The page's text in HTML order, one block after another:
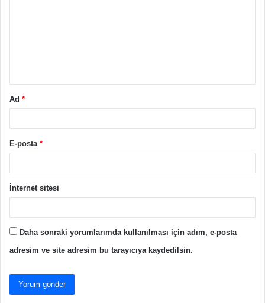
Ad *
E-posta *
İnternet sitesi
Daha sonraki yorumlarımda kullanılması için adım, e-posta
adresim ve site adresim bu tarayıcıya kaydedilsin.